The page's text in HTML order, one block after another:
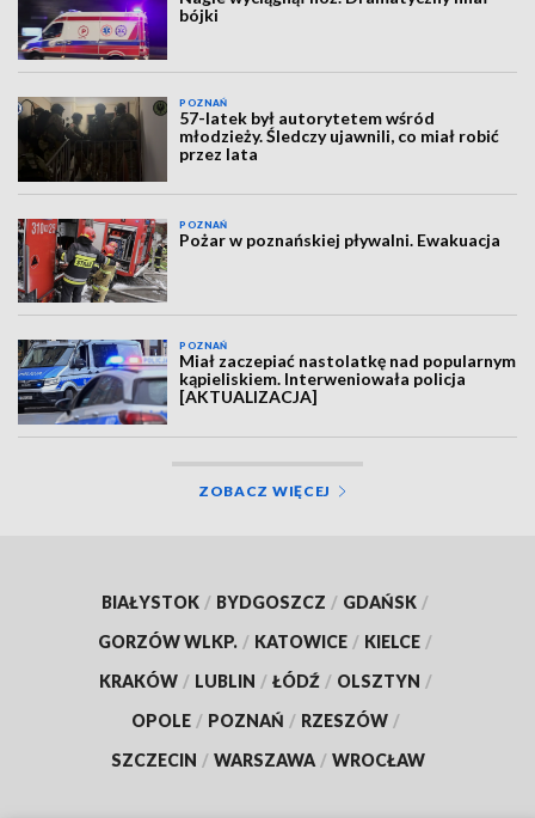
bójki
POZNAŃ
57-latek był autorytetem wśród
młodzieży. Śledczy ujawnili, co miał robić
przez lata
POZNAŃ
Pożar w poznańskiej pływalni. Ewakuacja
POZNAŃ
Miał zaczepiać nastolatkę nad popularnym
kąpieliskiem. Interweniowała policja
[AKTUALIZACJA]
ZOBACZ WIĘCEJ
BIAŁYSTOK / BYDGOSZCZ / GDAŃSK /
GORZÓW WLKP. / KATOWICE / KIELCE /
KRAKÓW / LUBLIN / ŁÓDŹ / OLSZTYN /
OPOLE / POZNAŃ / RZESZÓW /
SZCZECIN / WARSZAWA / WROCŁAW